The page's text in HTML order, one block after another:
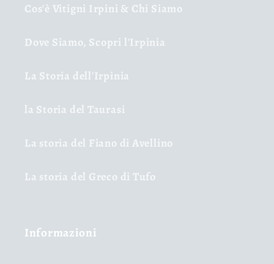
Cos'è Vitigni Irpini & Chi Siamo
Dove Siamo, Scopri l'Irpinia
La Storia dell'Irpinia
la Storia del Taurasi
La storia del Fiano di Avellino
La storia del Greco di Tufo
Informazioni